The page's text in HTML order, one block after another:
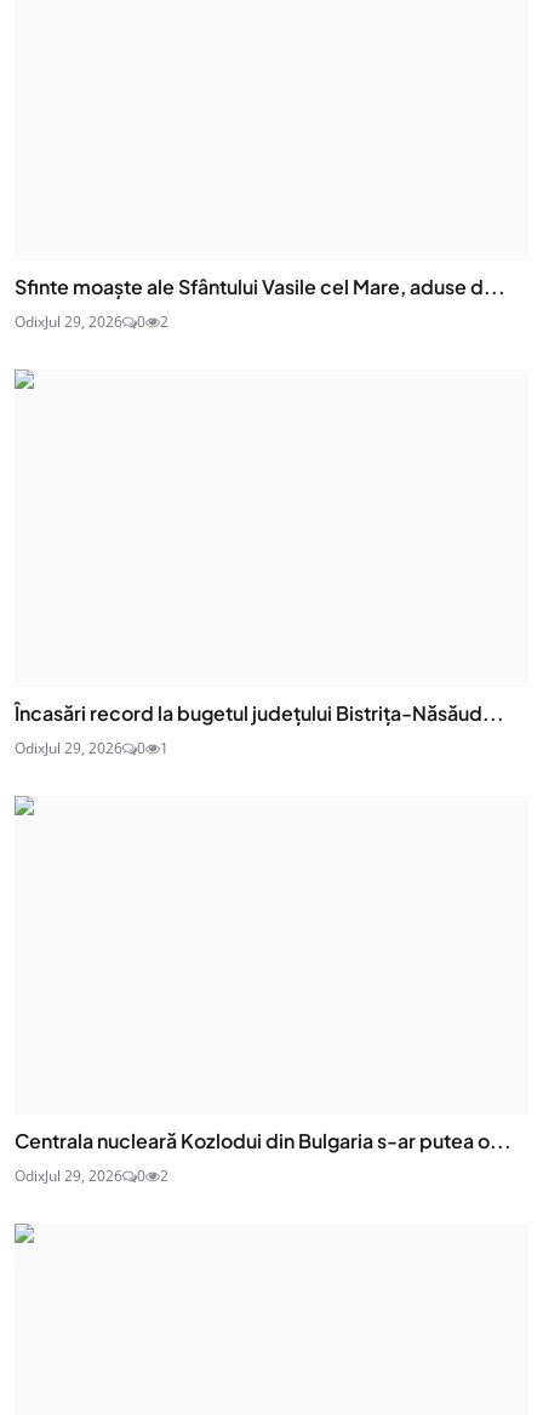
Sfinte moaşte ale Sfântului Vasile cel Mare, aduse d...
OdixJul 29, 2026 0 2
Încasări record la bugetul județului Bistrița-Năsăud...
OdixJul 29, 2026 0 1
Centrala nucleară Kozlodui din Bulgaria s-ar putea o...
OdixJul 29, 2026 0 2